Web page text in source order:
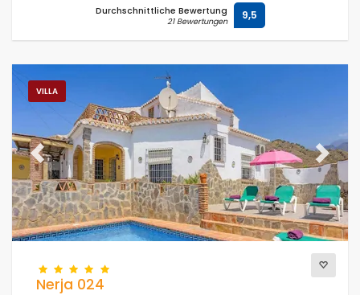
Durchschnittliche Bewertung
21 Bewertungen 9,5
VILLA
Previous Next
Nerja 024